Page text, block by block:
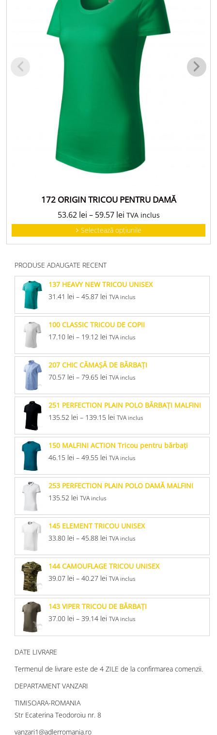
172 ORIGIN TRICOU PENTRU DAMĂ
53.62 lei – 59.57 lei TVA inclus
Selectează opțiunile
PRODUSE ADAUGATE RECENT
137 HEAVY NEW TRICOU UNISEX
31.41 lei – 45.87 lei TVA inclus
100 CLASSIC TRICOU DE COPII
17.10 lei – 19.12 lei TVA inclus
207 CHIC CĂMAŞĂ DE BĂRBAŢI
70.57 lei – 79.65 lei TVA inclus
251 PERFECTION PLAIN POLO BĂRBAŢI MALFINI
135.52 lei – 139.15 lei TVA inclus
150 MALFINI ACTION Tricou pentru bărbaţi
46.15 lei – 49.55 lei TVA inclus
253 PERFECTION PLAIN POLO DAMĂ MALFINI
135.52 lei TVA inclus
145 ELEMENT TRICOU UNISEX
33.80 lei – 45.88 lei TVA inclus
144 CAMOUFLAGE TRICOU UNISEX
39.07 lei – 40.27 lei TVA inclus
143 VIPER TRICOU DE BĂRBAŢI
37.00 lei – 39.14 lei TVA inclus
DATE LIVRARE
Termenul de livrare este de 4 ZILE de la confirmarea comenzii.
DEPARTAMENT VANZARI
TIMISOARA-ROMANIA
Str Ecaterina Teodoroiu nr. 8
vanzari1@adlerromania.ro